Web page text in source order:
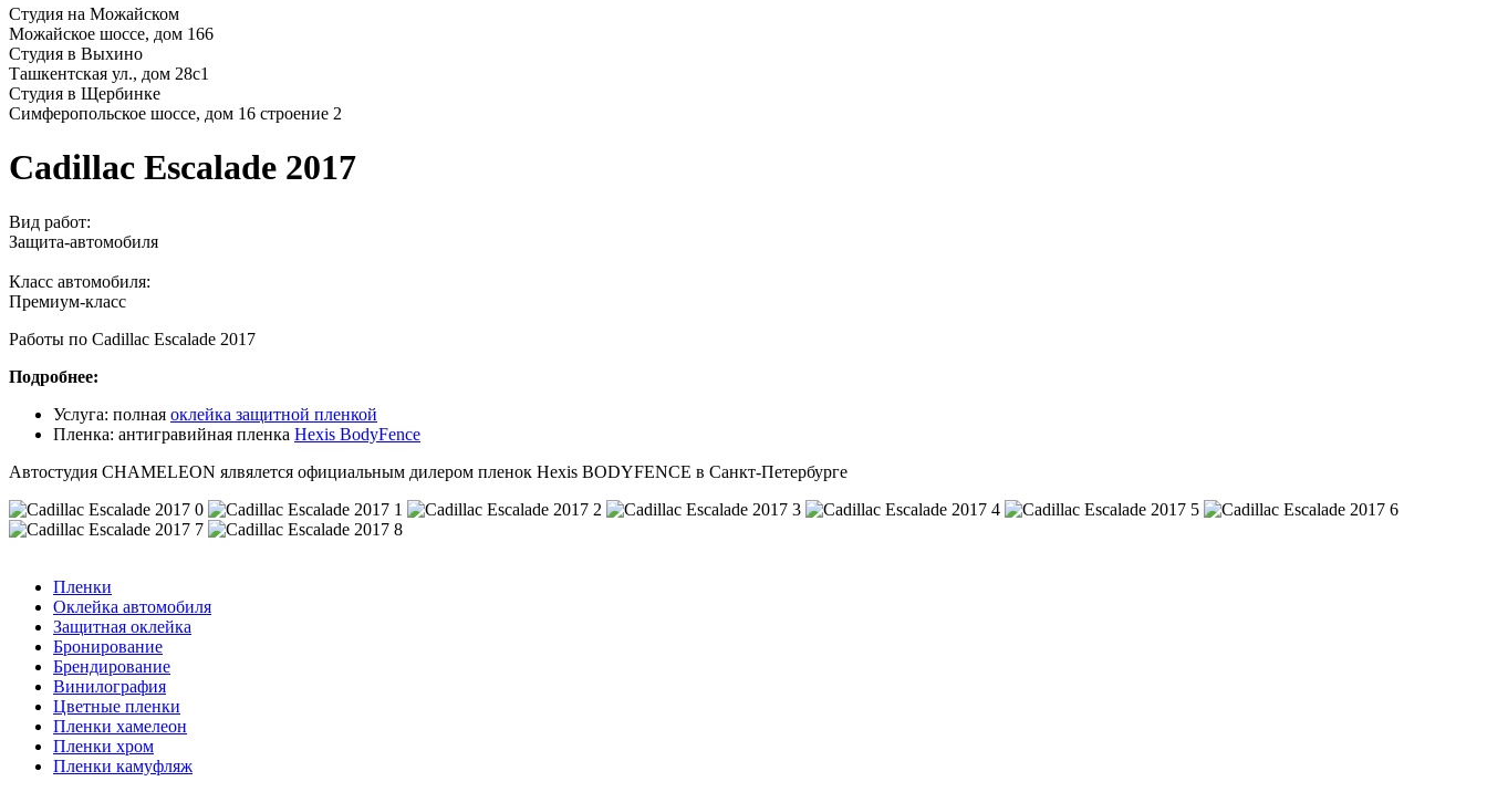
Студия на Можайском
Можайское шоссе, дом 166
Студия в Выхино
Ташкентская ул., дом 28с1
Студия в Щербинке
Симферопольское шоссе, дом 16 строение 2
Cadillac Escalade 2017
Вид работ:
Защита-автомобиля
Класс автомобиля:
Премиум-класс
Работы по Cadillac Escalade 2017
Подробнее:
Услуга: полная оклейка защитной пленкой
Пленка: антигравийная пленка Hexis BodyFence
Автостудия CHAMELEON ялвялется официальным дилером пленок Hexis BODYFENCE в Санкт-Петербурге
Пленки
Оклейка автомобиля
Защитная оклейка
Бронирование
Брендирование
Винилография
Цветные пленки
Пленки хамелеон
Пленки хром
Пленки камуфляж